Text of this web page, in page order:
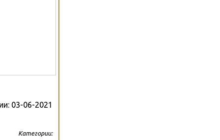
03-06-2021
Категории: